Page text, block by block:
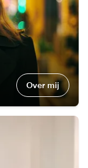
Over mij